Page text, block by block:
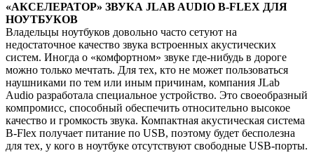
«АКСЕЛЕРАТОР» ЗВУКА JLAB AUDIO B-FLEX ДЛЯ
НОУТБУКОВ
Владельцы ноутбуков довольно часто сетуют на
недостаточное качество звука встроенных акустических
систем. Иногда о «комфортном» звуке где-нибудь в дороге
можно только мечтать. Для тех, кто не может пользоваться
наушниками по тем или иным причинам, компания JLab
Audio разработала специальное устройство. Это своеобразный
компромисс, способный обеспечить относительно высокое
качество и громкость звука. Компактная акустическая система
B-Flex получает питание по USB, поэтому будет бесполезна
для тех, у кого в ноутбуке отсутствуют свободные USB-порты.